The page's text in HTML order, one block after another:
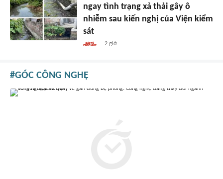
ngay tình trạng xả thải gây ô
nhiễm sau kiến nghị của Viện kiểm
sát
2 giờ
GÓC CÔNG NGHỆ